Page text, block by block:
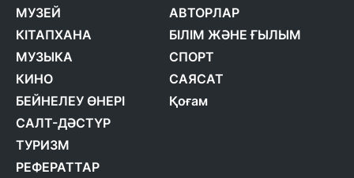
МУЗЕЙ
КІТАПХАНА
МУЗЫКА
КИНО
БЕЙНЕЛЕУ ӨНЕРІ
САЛТ-ДӘСТҮР
ТУРИЗМ
РЕФЕРАТТАР
АВТОРЛАР
БІЛІМ ЖӘНЕ ҒЫЛЫМ
СПОРТ
САЯСАТ
Қоғам